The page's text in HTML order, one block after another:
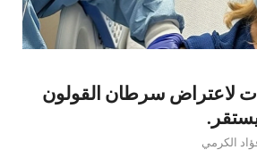
لاعتراض سرطان القولون
الكرمي